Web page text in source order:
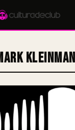
🎪 Eventos🎤 Artistas
Kleinman